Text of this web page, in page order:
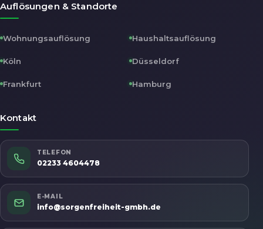
Auflösungen & Standorte
Wohnungsauflösung Haushaltsauflösung
Köln Düsseldorf
Frankfurt Hamburg
Kontakt
TELEFON
02233 4604478
E-MAIL
info@sorgenfreiheit-gmbh.de